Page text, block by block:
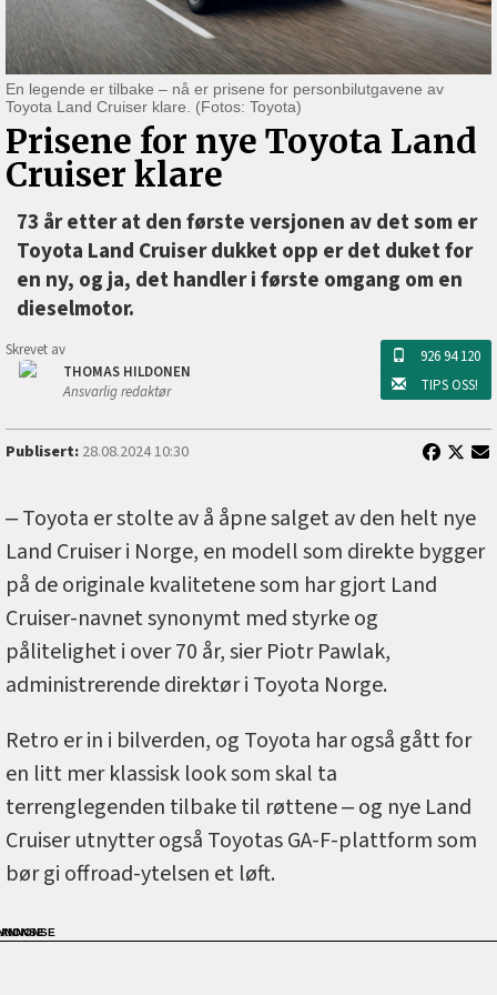
En legende er tilbake ‒ nå er prisene for personbilutgavene av
Toyota Land Cruiser klare. (Fotos: Toyota)
Prisene for nye Toyota Land
Cruiser klare
73 år etter at den første versjonen av det som er
Toyota Land Cruiser dukket opp er det duket for
en ny, og ja, det handler i første omgang om en
dieselmotor.
Skrevet av
THOMAS HILDONEN
Ansvarlig redaktør
926 94 120
TIPS OSS!
Publisert:28.08.2024 10:30
‒ Toyota er stolte av å åpne salget av den helt nye
Land Cruiser i Norge, en modell som direkte bygger
på de originale kvalitetene som har gjort Land
Cruiser-navnet synonymt med styrke og
pålitelighet i over 70 år, sier Piotr Pawlak,
administrerende direktør i Toyota Norge.
Retro er in i bilverden, og Toyota har også gått for
en litt mer klassisk look som skal ta
terrenglegenden tilbake til røttene ‒ og nye Land
Cruiser utnytter også Toyotas GA-F-plattform som
bør gi offroad-ytelsen et løft.